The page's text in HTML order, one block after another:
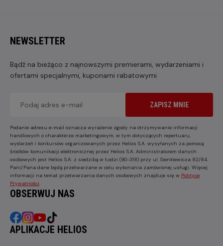
NEWSLETTER
Bądź na bieżąco z najnowszymi premierami, wydarzeniami i
ofertami specjalnymi, kuponami rabatowymi
ZAPISZ MNIE
Podanie adresu e-mail oznacza wyrażenie zgody na otrzymywanie informacji
handlowych o charakterze marketingowym, w tym dotyczących repertuaru,
wydarzeń i konkursów organizowanych przez Helios S.A. wysyłanych za pomocą
środków komunikacji elektronicznej przez Helios S.A. Administratorem danych
osobowych jest Helios S.A. z siedzibą w Łodzi (90-318) przy ul. Sienkiewicza 82/84.
Pani/Pana dane będą przetwarzane w celu wykonania zamówionej usługi. Więcej
informacji na temat przetwarzania danych osobowych znajduje się w Polityce
Prywatności.
OBSERWUJ NAS
APLIKACJE HELIOS